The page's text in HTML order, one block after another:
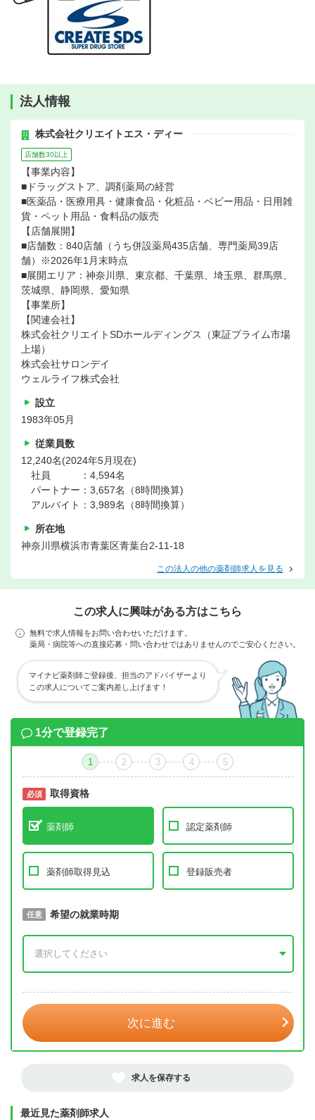
法人情報
株式会社クリエイトエス・ディー
店舗数30以上
【事業内容】
■ドラッグストア、調剤薬局の経営
■医薬品・医療用具・健康食品・化粧品・ベビー用品・日用雑
貨・ペット用品・食料品の販売
【店舗展開】
■店舗数：840店舗（うち併設薬局435店舗、専門薬局39店
舗）※2026年1月末時点
■展開エリア：神奈川県、東京都、千葉県、埼玉県、群馬県、
茨城県、静岡県、愛知県
【事業所】
【関連会社】
株式会社クリエイトSDホールディングス（東証プライム市場
上場）
株式会社サロンデイ
ウェルライフ株式会社
設立
1983年05月
従業員数
12,240名(2024年5月現在)
社員 ：4,594名
パートナー：3,657名（8時間換算)
アルバイト：3,989名（8時間換算）
所在地
神奈川県横浜市青葉区青葉台2-11-18
この法人の他の薬剤師求人を見る
この求人に興味がある方はこちら
無料で求人情報をお問い合わせいただけます。
薬局・病院等への直接応募・問い合わせではありませんのでご安心ください。
マイナビ薬剤師ご登録後、担当のアドバイザーより
この求人についてご案内差し上げます！
1分で登録完了
1 2 3 4 5
必須 取得資格
薬剤師 認定薬剤師
薬剤師取得見込 登録販売者
必須 取得予定年
任意 希望の就業時期
次に進む
求人を保存する
最近見た薬剤師求人